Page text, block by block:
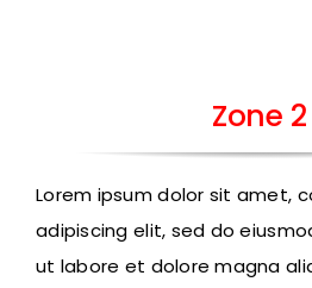
Zone 2
Lorem ipsum dolor sit amet,
adipiscing elit, sed do
ut labore et dolore magna